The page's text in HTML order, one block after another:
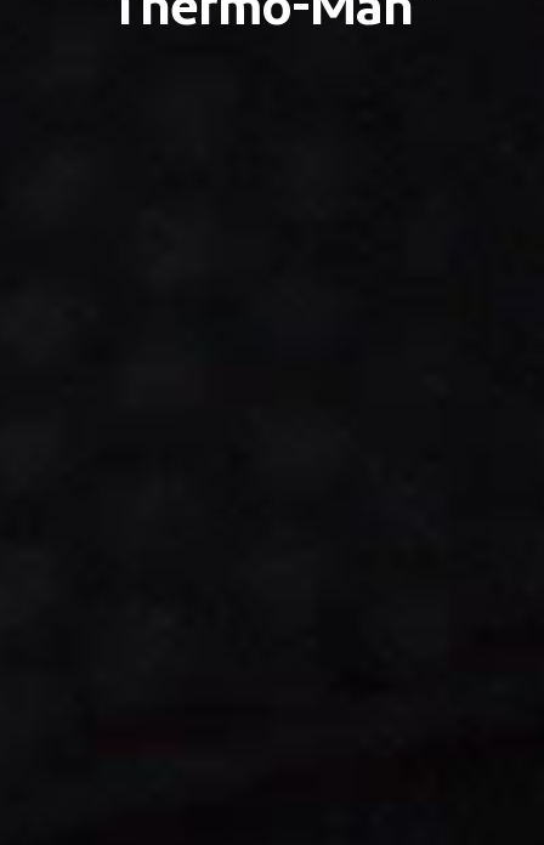
Thermo-Man